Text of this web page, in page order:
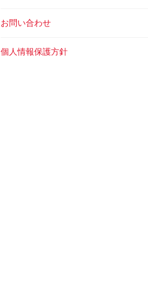
お問い合わせ
個人情報保護方針